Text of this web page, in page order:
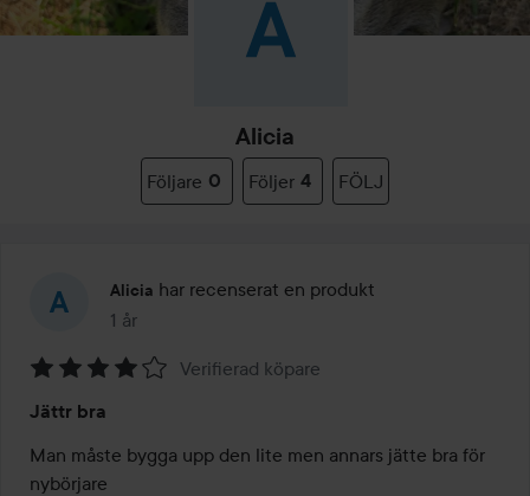
Alicia
Följare 0 Följer 4 FÖLJ
Alicia har recenserat en produkt
1 år
Inlägget skapades 1 år
4
av
5
Verifierad köpare
Jättr bra
Man måste bygga upp den lite men annars jätte bra för
nybörjare